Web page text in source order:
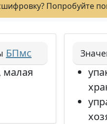
Попробуйте
БПмс
малая